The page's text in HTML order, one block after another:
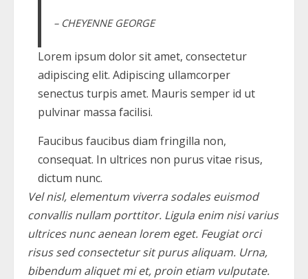
– CHEYENNE GEORGE
Lorem ipsum dolor sit amet, consectetur
adipiscing elit. Adipiscing ullamcorper
senectus turpis amet. Mauris semper id ut
pulvinar massa facilisi.
Faucibus faucibus diam fringilla non,
consequat. In ultrices non purus vitae risus,
dictum nunc.
Vel nisl, elementum viverra sodales euismod
convallis nullam porttitor. Ligula enim nisi varius
ultrices nunc aenean lorem eget. Feugiat orci
risus sed consectetur sit purus aliquam. Urna,
bibendum aliquet mi et, proin etiam vulputate.